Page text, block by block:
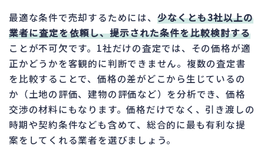
最適な条件で売却するためには、 少なくとも3社以上の
業者に査定を依頼し、提示された条件を比較検討する
ことが不可欠です。1社だけの査定では、その価格が適
正かどうかを客観的に判断できません。複数の査定書
を比較することで、価格の差がどこから生じているの
か（土地の評価、建物の評価など）を分析でき、価格
交渉の材料にもなります。価格だけでなく、引き渡しの
時期や契約条件なども含めて、総合的に最も有利な提
案をしてくれる業者を選びましょう。